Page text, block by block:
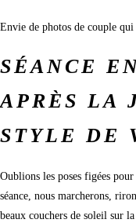
Envie de photos de couple qui
SÉANCE
APRÈS LA
STYLE DE
Oublions les poses figées
séance, nous marcherons,
beaux couchers de soleil sur